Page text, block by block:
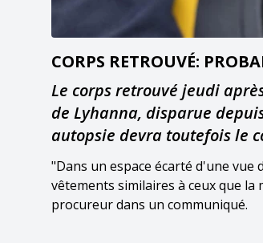
CORPS RETROUVÉ:
Le corps retrouvé jeudi
de Lyhanna, disparue
autopsie devra toutefois le
"Dans un espace écarté d'une
vêtements similaires à ceux que
procureur dans un communiqué.